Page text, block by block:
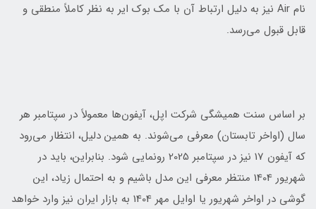
نام Air نیز به دلیل ارتباط آن با مک بوک ایر به نظر کاملاً منطقی و
قابل قبول می‌رسد.
بر اساس سنت همیشگی شرکت اپل، آیفون‌ها معمولاً در سپتامبر هر
سال (اواخر تابستان) معرفی می‌شوند. به همین دلیل، انتظار می‌رود
که آیفون 17 نیز در سپتامبر 2025 رونمایی شود. بنابراین، باید در
شهریور 1404 منتظر معرفی این مدل باشیم و به احتمال زیاد، این
گوشی در اواخر شهریور یا اوایل مهر 1404 به بازار ایران نیز وارد خواهد